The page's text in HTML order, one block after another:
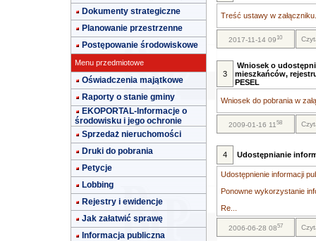
Dokumenty strategiczne
Planowanie przestrzenne
Postępowanie środowiskowe
Menu przedmiotowe
Oświadczenia majątkowe
Raporty o stanie gminy
EKOPORTAL-Informacje o
środowisku i jego ochronie
Sprzedaż nieruchomości
Druki do pobrania
Petycje
Lobbing
Rejestry i ewidencje
Jak załatwić sprawę
Informacja publiczna
Treść ustawy w
2017-11-14 0910
3
Wniosek o
mieszkańców,
PESEL
Wniosek do pobrania w
2009-01-16 1158
4 Udostępnianie
Udostępnienie informacji
Ponowne wykorzystanie
Re...
2006-06-28 0857